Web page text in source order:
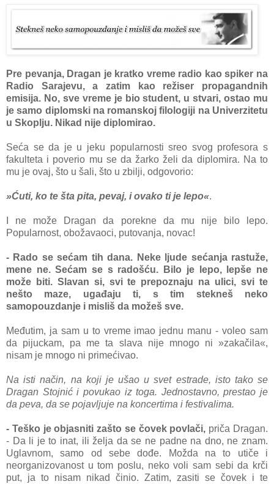
Pre pevanja, Dragan je kratko vreme radio kao spiker na
Radio Sarajevu, a zatim kao režiser propagandnih
emisija. No, sve vreme je bio student, u stvari, ostao mu
je samo diplomski na romanskoj filologiji na Univerzitetu
u Skoplju. Nikad nije diplomirao.
Seća se da je u jeku popularnosti sreo svog profesora s
fakulteta i poverio mu se da žarko želi da diplomira. Na to
mu je ovaj, što u šali, što u zbilji, odgovorio:
»Ćuti, ko te šta pita, pevaj, i ovako ti je lepo«.
I ne može Dragan da porekne da mu nije bilo lepo.
Popularnost, obožavaoci, putovanja, novac!
- Rado se sećam tih dana. Neke ljude sećanja rastuže,
mene ne. Sećam se s radošću. Bilo je lepo, lepše ne
može biti. Slavan si, svi te prepoznaju na ulici, svi te
nešto maze, ugađaju ti, s tim stekneš neko
samopouzdanje i misliš da možeš sve.
Međutim, ja sam u to vreme imao jednu manu - voleo sam
da pijuckam, pa me ta slava nije mnogo ni »zakačila«,
nisam je mnogo ni primećivao.
Na isti način, na koji je ušao u svet estrade, isto tako se
Dragan Stojnić i povukao iz toga. Jednostavno, prestao je
da peva, da se pojavljuje na koncertima i festivalima.
- Teško je objasniti zašto se čovek povlači, priča Dragan.
- Da li je to inat, ili želja da se ne padne na dno, ne znam.
Uglavnom, samo od sebe dođe. Možda na to utiče i
neorganizovanost u tom poslu, neko voli sam sebi da krči
put, ja to nisam nikad činio. Zatim, zasiti se čovek i te